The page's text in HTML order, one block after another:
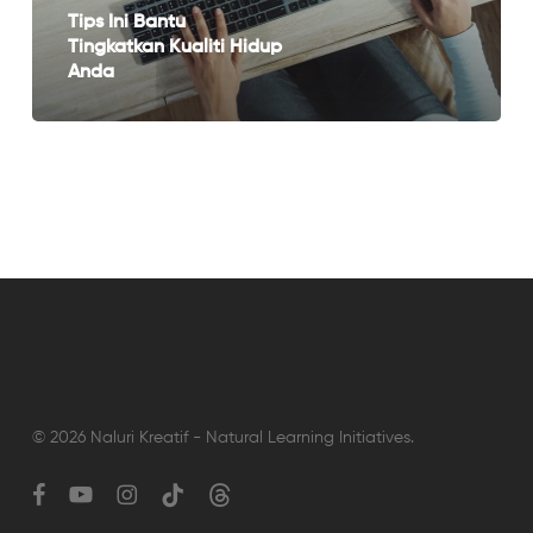
Tips Ini Bantu
Tingkatkan Kualiti Hidup
Anda
© 2026 Naluri Kreatif - Natural Learning Initiatives.
facebookyoutubeinstagram
tiktok threads